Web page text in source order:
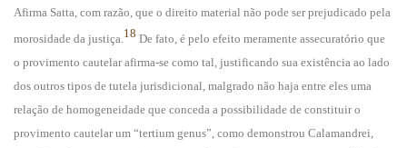
Afirma Satta, com razão, que o direito material não pode ser prejudicado pela
morosidade da justiça. 18 De fato, é pelo efeito meramente assecuratório que
o provimento cautelar afirma-se como tal, justificando sua existência ao lado
dos outros tipos de tutela jurisdicional, malgrado não haja entre eles uma
relação de homogeneidade que conceda a possibilidade de constituir o
provimento cautelar um “tertium genus”, como demonstrou Calamandrei,